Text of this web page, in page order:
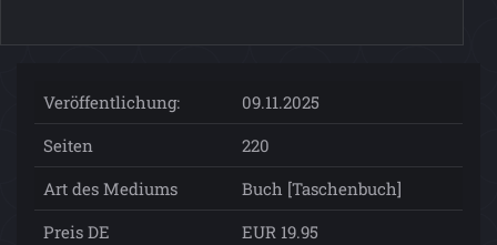
Veröffentlichung:
09.11.2025
Seiten
220
Art des Mediums
Buch [Taschenbuch]
Preis DE
EUR 19.95